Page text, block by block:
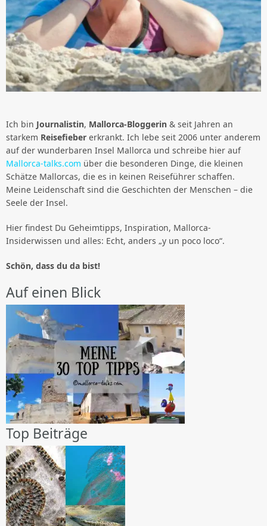
Ich bin Journalistin, Mallorca-Bloggerin & seit Jahren an
starkem Reisefieber erkrankt. Ich lebe seit 2006 unter anderem
auf der wunderbaren Insel Mallorca und schreibe hier auf
Mallorca-talks.com über die besonderen Dinge, die kleinen
Schätze Mallorcas, die es in keinen Reiseführer schaffen.
Meine Leidenschaft sind die Geschichten der Menschen – die
Seele der Insel.
Hier findest Du Geheimtipps, Inspiration, Mallorca-
Insiderwissen und alles: Echt, anders „y un poco loco“.
Schön, dass du da bist!
Auf einen Blick
Top Beiträge